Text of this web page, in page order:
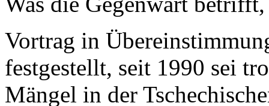
Vortrag in
festgestellt, seit 1990 sei
Mängel in der